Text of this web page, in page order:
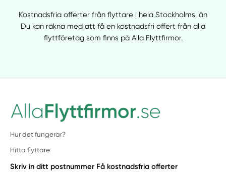
Kostnadsfria offerter från flyttare i hela Stockholms län
Du kan räkna med att få en kostnadsfri offert från alla
flyttföretag som finns på Alla Flyttfirmor.
Hur det fungerar?
Hitta flyttare
Skriv in ditt postnummer Få kostnadsfria offerter